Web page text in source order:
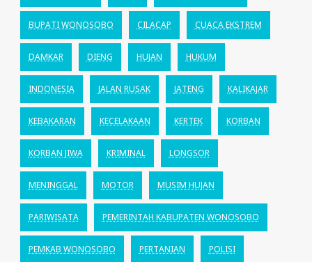
BUPATI WONOSOBO CILACAP CUACA EKSTREM
DAMKAR DIENG HUJAN HUKUM
INDONESIA JALAN RUSAK JATENG KALIKAJAR
KEBAKARAN KECELAKAAN KERTEK KORBAN
KORBAN JIWA KRIMINAL LONGSOR
MENINGGAL MOTOR MUSIM HUJAN
PARIWISATA PEMERINTAH KABUPATEN WONOSOBO
PEMKAB WONOSOBO PERTANIAN POLISI